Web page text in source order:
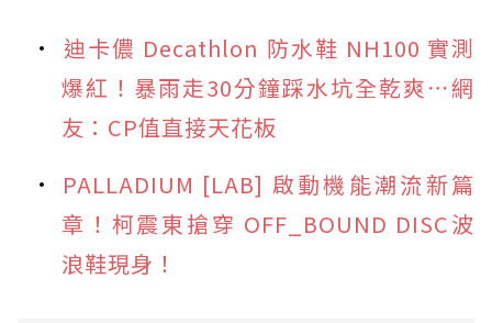
迪卡儂 Decathlon 防水鞋 NH100 實測
爆紅！暴雨走30分鐘踩水坑全乾爽⋯網
友：CP值直接天花板
PALLADIUM [LAB] 啟動機能潮流新篇
章！柯震東搶穿 OFF_BOUND DISC波
浪鞋現身！